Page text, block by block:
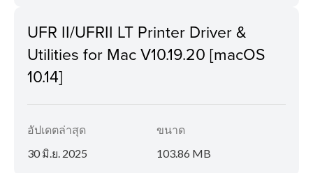
UFR II/UFRII LT Printer Driver &
Utilities for Mac V10.19.20 [macOS
10.14]
อัปเดตล่าสุด
30 มิ.ย. 2025
ขนาด
103.86 MB